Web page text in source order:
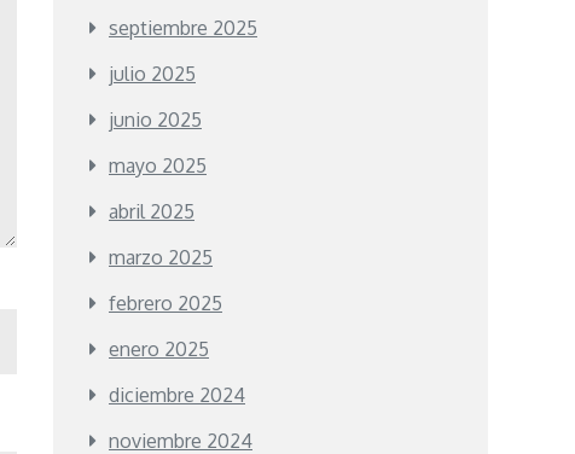
septiembre 2025
julio 2025
junio 2025
mayo 2025
abril 2025
marzo 2025
febrero 2025
enero 2025
diciembre 2024
noviembre 2024